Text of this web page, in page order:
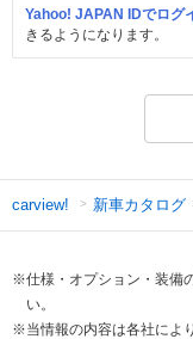
Yahoo! JAPAN IDでログ
きるようになります。
carview! 新車カタログ
※仕様・オプション・装備
い。
※当情報の内容は各社によ